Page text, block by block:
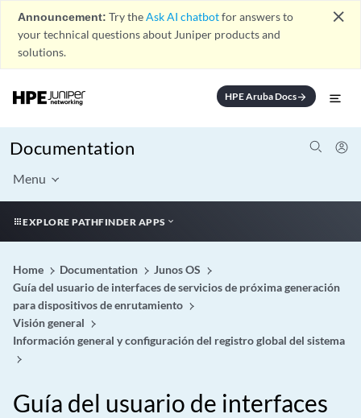
Announcement: Try theAsk AI chatbotfor answers to
your technical questions about Juniper products and
solutions.
close
HPE Aruba Docsarrow_forward
Documentation
Menu
EXPLORE PATHFINDER APPS
Home Documentation
Junos OS
Guía del usuario de interfaces de servicios de próxima generación
para dispositivos de enrutamiento
Visión general
Información general y configuración del registro global del sistema
Guía del usuario de interfaces